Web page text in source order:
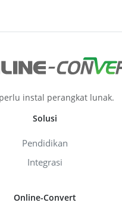
instal perangkat lunak.
Solusi
Pendidikan
Integrasi
Online-Convert